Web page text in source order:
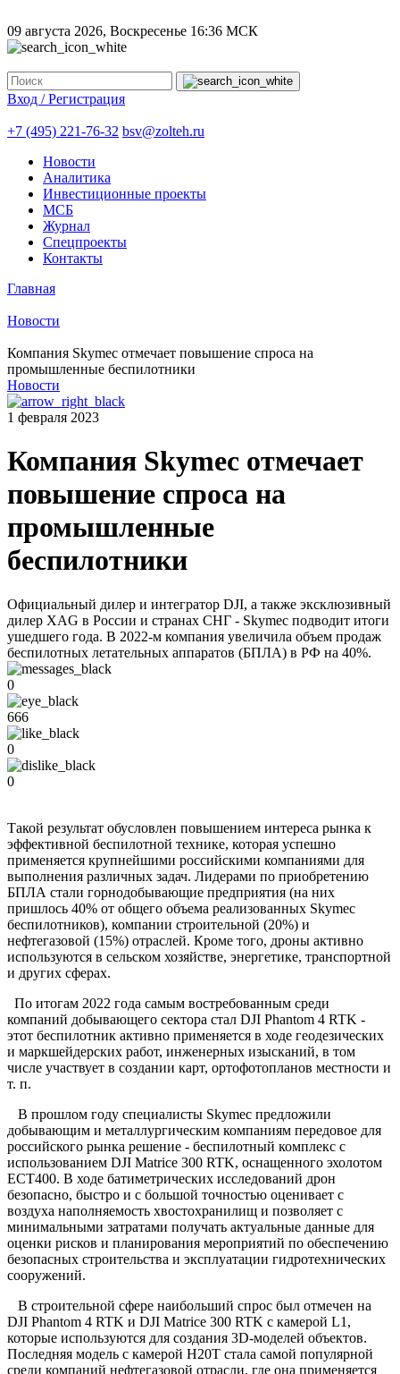
09 августа 2026, Воскресенье 16:36 МСК
Вход / Регистрация
+7 (495) 221-76-32 bsv@zolteh.ru
Новости
Аналитика
Инвестиционные проекты
МСБ
Журнал
Спецпроекты
Контакты
Главная
Новости
Компания Skymec отмечает повышение спроса на
промышленные беспилотники
Новости
1 февраля 2023
Компания Skymec отмечает
повышение спроса на
промышленные
беспилотники
Официальный дилер и интегратор DJI, а также эксклюзивный
дилер XAG в России и странах СНГ - Skymec подводит итоги
ушедшего года. В 2022-м компания увеличила объем продаж
беспилотных летательных аппаратов (БПЛА) в РФ на 40%.
0
666
0
0
Такой результат обусловлен повышением интереса рынка к
эффективной беспилотной технике, которая успешно
применяется крупнейшими российскими компаниями для
выполнения различных задач. Лидерами по приобретению
БПЛА стали горнодобывающие предприятия (на них
пришлось 40% от общего объема реализованных Skymec
беспилотников), компании строительной (20%) и
нефтегазовой (15%) отраслей. Кроме того, дроны активно
используются в сельском хозяйстве, энергетике, транспортной
и других сферах.
По итогам 2022 года самым востребованным среди
компаний добывающего сектора стал DJI Phantom 4 RTK -
этот беспилотник активно применяется в ходе геодезических
и маркшейдерских работ, инженерных изысканий, в том
числе участвует в создании карт, ортофотопланов местности и
т. п.
В прошлом году специалисты Skymec предложили
добывающим и металлургическим компаниям передовое для
российского рынка решение - беспилотный комплекс с
использованием DJI Matrice 300 RTK, оснащенного эхолотом
ECT400. В ходе батиметрических исследований дрон
безопасно, быстро и с большой точностью оценивает с
воздуха наполняемость хвостохранилищ и позволяет с
минимальными затратами получать актуальные данные для
оценки рисков и планирования мероприятий по обеспечению
безопасных строительства и эксплуатации гидротехнических
сооружений.
В строительной сфере наибольший спрос был отмечен на
DJI Phantom 4 RTK и DJI Matrice 300 RTK с камерой L1,
которые используются для создания 3D-моделей объектов.
Последняя модель с камерой H20T стала самой популярной
среди компаний нефтегазовой отрасли, где она применяется